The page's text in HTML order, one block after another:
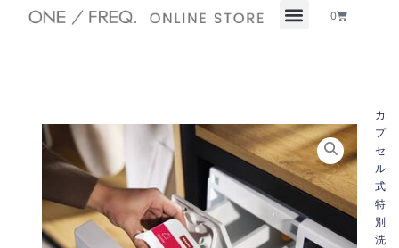
0
Cart
カ
プ
セ
ル
式
特
別
洗